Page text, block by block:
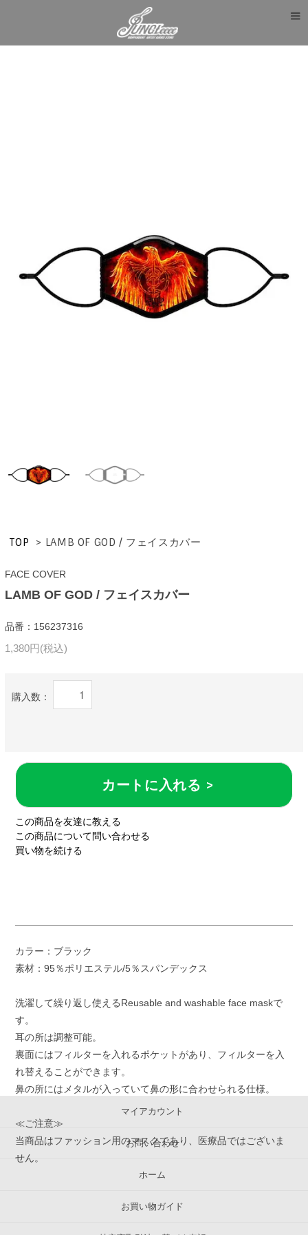
TOP > LAMB OF GOD / フェイスカバー
FACE COVER
LAMB OF GOD / フェイスカバー
品番：156237316
1,380円(税込)
購入数：
カートに入れる >
この商品を友達に教える
この商品について問い合わせる
買い物を続ける
カラー：ブラック
素材：95％ポリエステル/5％スパンデックス
洗濯して繰り返し使えるReusable and washable face maskで
す。
耳の所は調整可能。
裏面にはフィルターを入れるポケットがあり、フィルターを入
れ替えることができます。
鼻の所にはメタルが入っていて鼻の形に合わせられる仕様。
≪ご注意≫
当商品はファッション用のマスクであり、医療品ではございま
せん。
マイアカウント
お問い合わせ
ホーム
お買い物ガイド